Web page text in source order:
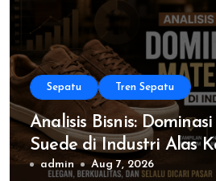
Sepatu Tren Sepatu
Analisis Bisnis:
Suede di Industri Alas
admin Aug 7, 2026